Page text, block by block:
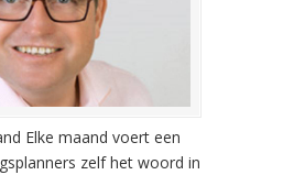
Elke maand voert een
zelf het woord in